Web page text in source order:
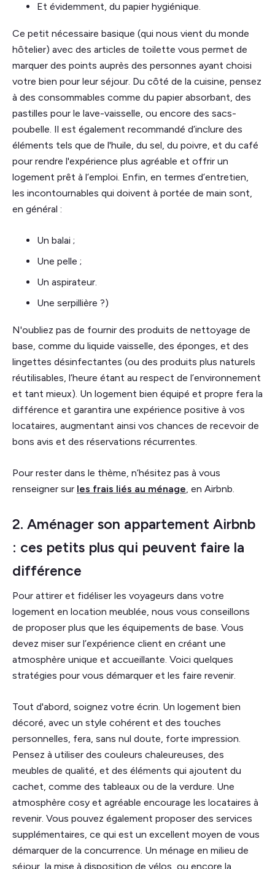
Et évidemment, du papier hygiénique.
Ce petit nécessaire basique (qui nous vient du monde
hôtelier) avec des articles de toilette vous permet de
marquer des points auprès des personnes ayant choisi
votre bien pour leur séjour. Du côté de la cuisine, pensez
à des consommables comme du papier absorbant, des
pastilles pour le lave-vaisselle, ou encore des sacs-
poubelle. Il est également recommandé d’inclure des
éléments tels que de l'huile, du sel, du poivre, et du café
pour rendre l'expérience plus agréable et offrir un
logement prêt à l’emploi. Enfin, en termes d’entretien,
les incontournables qui doivent à portée de main sont,
en général :
Un balai ;
Une pelle ;
Un aspirateur.
Une serpillière ?)
N'oubliez pas de fournir des produits de nettoyage de
base, comme du liquide vaisselle, des éponges, et des
lingettes désinfectantes (ou des produits plus naturels
réutilisables, l’heure étant au respect de l’environnement
et tant mieux). Un logement bien équipé et propre fera la
différence et garantira une expérience positive à vos
locataires, augmentant ainsi vos chances de recevoir de
bons avis et des réservations récurrentes.
Pour rester dans le thème, n’hésitez pas à vous
renseigner sur les frais liés au ménage, en Airbnb.
2. Aménager son appartement Airbnb
: ces petits plus qui peuvent faire la
différence
Pour attirer et fidéliser les voyageurs dans votre
logement en location meublée, nous vous conseillons
de proposer plus que les équipements de base. Vous
devez miser sur l’expérience client en créant une
atmosphère unique et accueillante. Voici quelques
stratégies pour vous démarquer et les faire revenir.
Tout d'abord, soignez votre écrin. Un logement bien
décoré, avec un style cohérent et des touches
personnelles, fera, sans nul doute, forte impression.
Pensez à utiliser des couleurs chaleureuses, des
meubles de qualité, et des éléments qui ajoutent du
cachet, comme des tableaux ou de la verdure. Une
atmosphère cosy et agréable encourage les locataires à
revenir. Vous pouvez également proposer des services
supplémentaires, ce qui est un excellent moyen de vous
démarquer de la concurrence. Un ménage en milieu de
séjour, la mise à disposition de vélos, ou encore la